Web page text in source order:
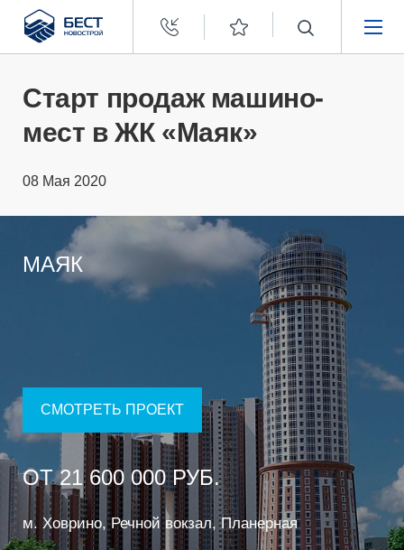
Бест
Новострой
ПОКУПАТЕЛЯМ
ЗАСТРОЙЩИКАМ
О КОМПАНИИ
Старт продаж машино-
мест в ЖК «Маяк»
08 Мая 2020
МАЯК
СМОТРЕТЬ ПРОЕКТ
ОТ 21 600 000 РУБ.
м. Ховрино, Речной вокзал, Планерная